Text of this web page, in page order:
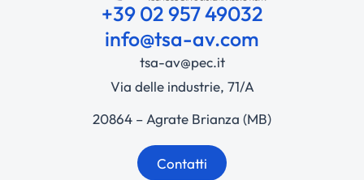
+39 02 957 49032
info@tsa-av.com
tsa-av@pec.it
Via delle industrie, 71/A
20864 – Agrate Brianza (MB)
Contatti